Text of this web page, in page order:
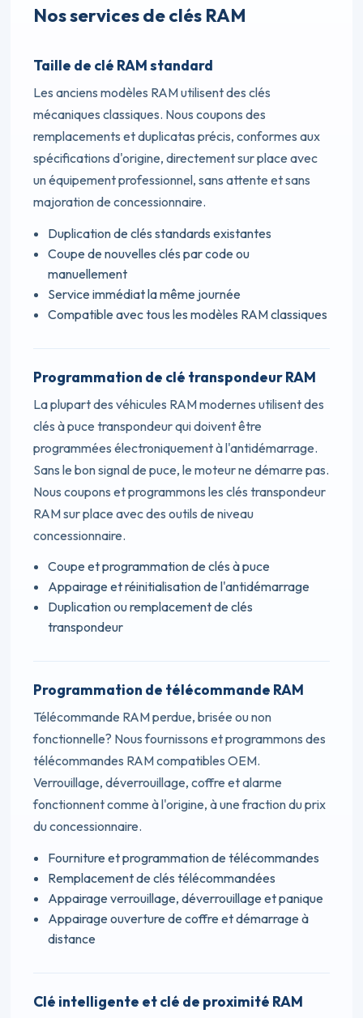
Nos services de clés RAM
Taille de clé RAM standard
Les anciens modèles RAM utilisent des clés
mécaniques classiques. Nous coupons des
remplacements et duplicatas précis, conformes aux
spécifications d'origine, directement sur place avec
un équipement professionnel, sans attente et sans
majoration de concessionnaire.
Duplication de clés standards existantes
Coupe de nouvelles clés par code ou
manuellement
Service immédiat la même journée
Compatible avec tous les modèles RAM classiques
Programmation de clé transpondeur RAM
La plupart des véhicules RAM modernes utilisent des
clés à puce transpondeur qui doivent être
programmées électroniquement à l'antidémarrage.
Sans le bon signal de puce, le moteur ne démarre pas.
Nous coupons et programmons les clés transpondeur
RAM sur place avec des outils de niveau
concessionnaire.
Coupe et programmation de clés à puce
Appairage et réinitialisation de l'antidémarrage
Duplication ou remplacement de clés
transpondeur
Programmation de télécommande RAM
Télécommande RAM perdue, brisée ou non
fonctionnelle? Nous fournissons et programmons des
télécommandes RAM compatibles OEM.
Verrouillage, déverrouillage, coffre et alarme
fonctionnent comme à l'origine, à une fraction du prix
du concessionnaire.
Fourniture et programmation de télécommandes
Remplacement de clés télécommandées
Appairage verrouillage, déverrouillage et panique
Appairage ouverture de coffre et démarrage à
distance
Clé intelligente et clé de proximité RAM